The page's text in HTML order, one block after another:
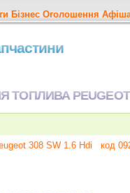
Бізнес Оголошення
PEUGEOT
308 SW 1.6 Hdi
код